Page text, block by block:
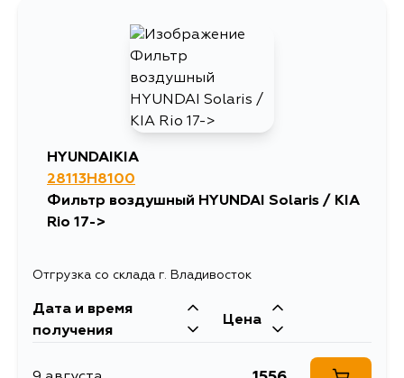
692
HYUNDAIKIA
28113H8100
Фильтр воздушный HYUNDAI Solaris / KIA
Rio 17->
Отгрузка со склада г. Владивосток
Дата и время
получения
Цена